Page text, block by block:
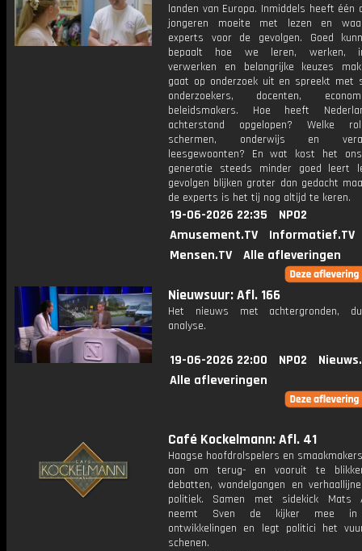
landen van Europa. Inmiddels heeft één
jongeren moeite met lezen en
experts voor de gevolgen. Goed
bepaalt hoe we leren, werken,
verwerken en belangrijke keuzes
gaat op onderzoek uit en spreekt met
onderzoekers, docenten,
beleidsmakers. Hoe heeft
achterstand opgelopen? Welke
schermen, onderwijs en
leesgewoonten? En wat kost het
generatie steeds minder goed leert
gevolgen blijken groter dan gedacht
de experts is het tij nog altijd te keren.
19-06-2026 22:35
NPO2
Amusement.TV
Informatief.TV
Mensen.TV
Alle afleveringen
Nieuwsuur: Afl. 166
Het nieuws met achtergronden,
analyse.
19-06-2026 22:00 NPO2
Alle afleveringen
Café Kockelmann: Afl. 41
Haagse hoofdrolspelers en
aan om terug- en vooruit te
debatten, wandelgangen en
politiek. Samen met sidekick Mats
neemt Sven de kijker mee in
ontwikkelingen en legt politici het
schenen.